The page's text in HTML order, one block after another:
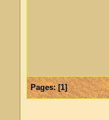
Pages:[1]